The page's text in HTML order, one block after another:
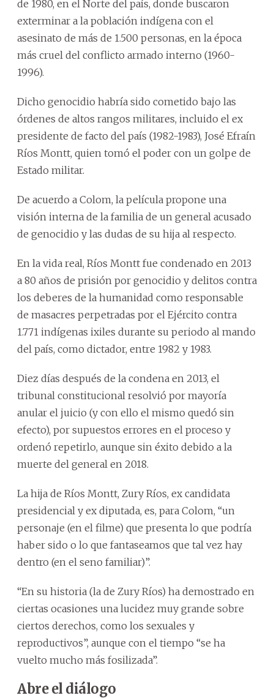
de 1980, en el Norte del país, donde buscaron
exterminar a la población indígena con el
asesinato de más de 1.500 personas, en la época
más cruel del conflicto armado interno (1960-
1996).
Dicho genocidio habría sido cometido bajo las
órdenes de altos rangos militares, incluido el ex
presidente de facto del país (1982-1983), José Efraín
Ríos Montt, quien tomó el poder con un golpe de
Estado militar.
De acuerdo a Colom, la película propone una
visión interna de la familia de un general acusado
de genocidio y las dudas de su hija al respecto.
En la vida real, Ríos Montt fue condenado en 2013
a 80 años de prisión por genocidio y delitos contra
los deberes de la humanidad como responsable
de masacres perpetradas por el Ejército contra
1.771 indígenas ixiles durante su periodo al mando
del país, como dictador, entre 1982 y 1983.
Diez días después de la condena en 2013, el
tribunal constitucional resolvió por mayoría
anular el juicio (y con ello el mismo quedó sin
efecto), por supuestos errores en el proceso y
ordenó repetirlo, aunque sin éxito debido a la
muerte del general en 2018.
La hija de Ríos Montt, Zury Ríos, ex candidata
presidencial y ex diputada, es, para Colom, “un
personaje (en el filme) que presenta lo que podría
haber sido o lo que fantaseamos que tal vez hay
dentro (en el seno familiar)”.
“En su historia (la de Zury Ríos) ha demostrado en
ciertas ocasiones una lucidez muy grande sobre
ciertos derechos, como los sexuales y
reproductivos”, aunque con el tiempo “se ha
vuelto mucho más fosilizada”.
Abre el diálogo